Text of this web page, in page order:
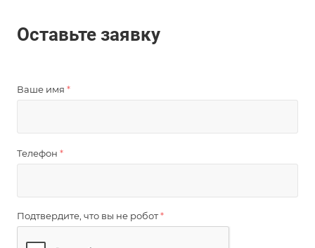
Оставьте заявку
Ваше имя *
Телефон *
Подтвердите, что вы не робот*